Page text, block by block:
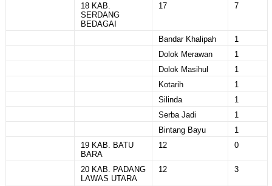
18 KAB.
SERDANG
BEDAGAI
17 7
Bandar Khalipah
1
Dolok Merawan
1
Dolok Masihul
1
Kotarih
1
Silinda
1
Serba Jadi
1
Bintang Bayu
1
19 KAB. BATU
BARA
12 0
20 KAB. PADANG
LAWAS UTARA
12 3